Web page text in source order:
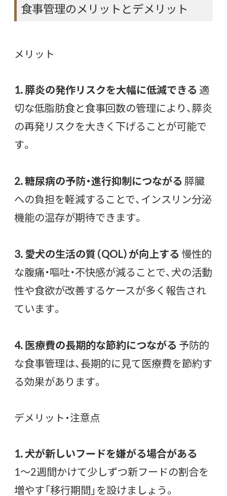
食事管理のメリットとデメリット
メリット
1. 膵炎の発作リスクを大幅に低減できる 適
切な低脂肪食と食事回数の管理により、膵炎
の再発リスクを大きく下げることが可能で
す。
2. 糖尿病の予防・進行抑制につながる 膵臓
への負担を軽減することで、インスリン分泌
機能の温存が期待できます。
3. 愛犬の生活の質（QOL）が向上する 慢性的
な腹痛・嘔吐・不快感が減ることで、犬の活動
性や食欲が改善するケースが多く報告され
ています。
4. 医療費の長期的な節約につながる 予防的
な食事管理は、長期的に見て医療費を節約す
る効果があります。
デメリット・注意点
1. 犬が新しいフードを嫌がる場合がある
1〜2週間かけて少しずつ新フードの割合を
増やす「移行期間」を設けましょう。